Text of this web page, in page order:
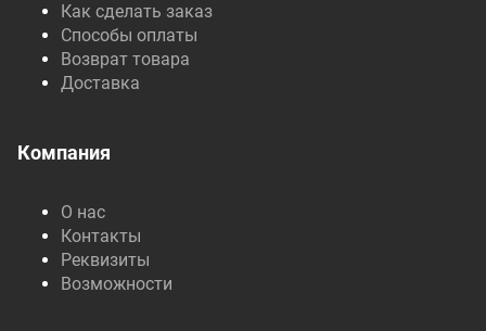
Как сделать заказ
Способы оплаты
Возврат товара
Доставка
Компания
О нас
Контакты
Реквизиты
Возможности